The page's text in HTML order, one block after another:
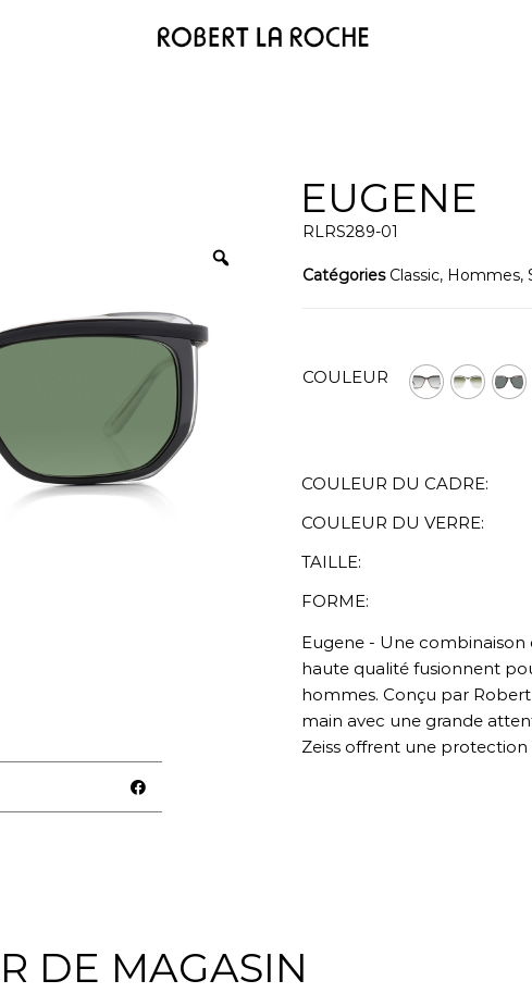
EUGENE
RLRS289-01
Catégories Classic, Hommes,
COULEUR
COULEUR DU CADRE:
COULEUR DU VERRE:
TAILLE:
FORME:
Eugene - Une
haute qualité fusionnent
hommes. Conçu par
main avec une grande
Zeiss offrent une protection
DE MAGASIN